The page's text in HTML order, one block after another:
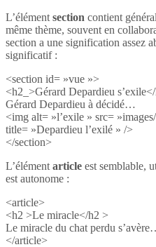
L’élément section contient
même thème, souvent en
section a une signification assez
significatif :
<section id= »vue »>
<h2_>Gérard Depardieu
Gérard Depardieu à décidé…
<img alt= »l’exile » src=
title= »Depardieu l’exilé » />
</section>
L’élément article est semblable,
est autonome :
<article>
<h2 >Le miracle</h2 >
Le miracle du chat perdu
</article>